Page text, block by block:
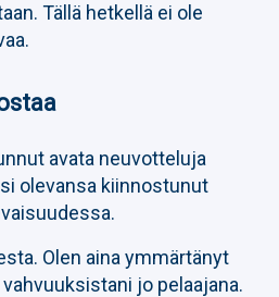
Tällä hetkellä ei ole
avata neuvotteluja
olevansa kiinnostunut
Olen aina ymmärtänyt
jo pelaajana.